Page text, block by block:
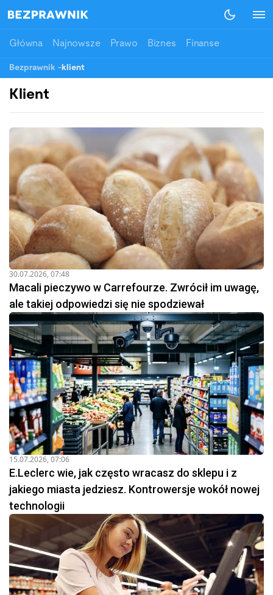
Główna Najnowsze Prawo Biznes Finanse
Bezprawnik -klient
Klient
30.07.2026, 07:48
Macali pieczywo w Carrefourze. Zwrócił im uwagę,
ale takiej odpowiedzi się nie spodziewał
15.07.2026, 07:06
E.Leclerc wie, jak często wracasz do sklepu i z
jakiego miasta jedziesz. Kontrowersje wokół nowej
technologii